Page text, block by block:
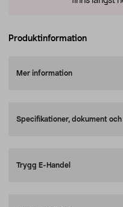
Produktinformation
Mer information
Specifikationer, dokument
Trygg E-Handel